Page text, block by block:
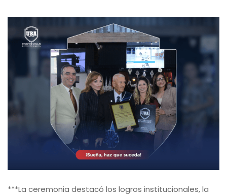
***La ceremonia destacó los logros institucionales, la